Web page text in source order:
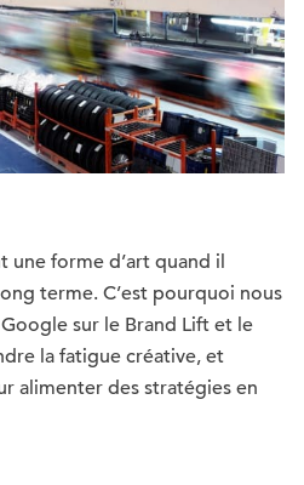
une forme d’art quand il
terme. C’est pourquoi nous
sur le Brand Lift et le
la fatigue créative, et
alimenter des stratégies en